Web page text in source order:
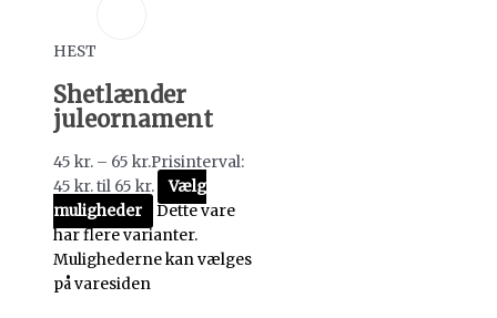
HEST
Shetlænder
juleornament
45 kr. – 65 kr.Prisinterval:
45 kr. til 65 kr.
Vælg
muligheder
Dette vare
har flere varianter.
Mulighederne kan vælges
på varesiden